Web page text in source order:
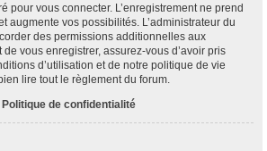
pour vous connecter. L’enregistrement ne prend
augmente vos possibilités. L’administrateur du
des permissions additionnelles aux
vous enregistrer, assurez-vous d’avoir pris
d’utilisation et de notre politique de vie
lire tout le règlement du forum.
Politique de confidentialité